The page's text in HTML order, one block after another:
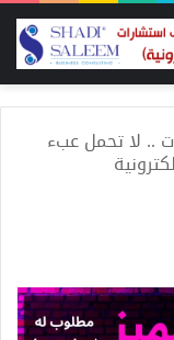
.. لا تحمل عبء